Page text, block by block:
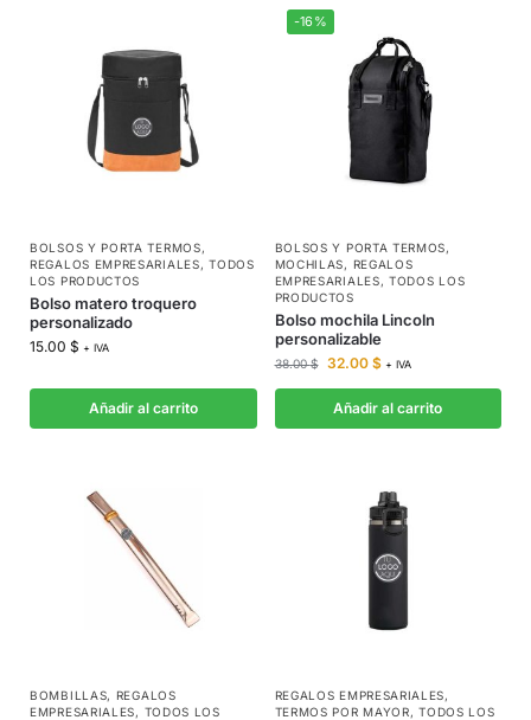
BOLSOS Y PORTA TERMOS,
REGALOS EMPRESARIALES,TODOS
LOS PRODUCTOS
Bolso matero troquero
personalizado
15.00 $ + IVA
Añadir al carrito
-16%
BOLSOS Y PORTA TERMOS,
MOCHILAS, REGALOS
EMPRESARIALES,TODOS LOS
PRODUCTOS
Bolso mochila Lincoln
personalizable
38.00$ 32.00 $ + IVA
Añadir al carrito
BOMBILLAS, REGALOS
EMPRESARIALES, TODOS LOS
REGALOS EMPRESARIALES,
TERMOS POR MAYOR,TODOS LOS